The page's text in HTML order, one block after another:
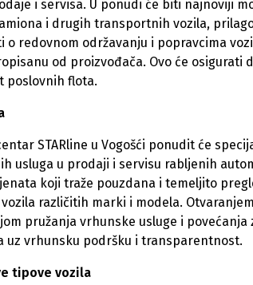
i servisa. U ponudi će biti najnoviji
i drugih transportnih vozila,
o redovnom održavanju i popravcima
od proizvođača. Ovo će osigurati
poslovnih flota.
STARline u Vogošći ponudit će
usluga u prodaji i servisu rabljenih
koji traže pouzdana i temeljito
različitih marki i modela.
pružanja vrhunske usluge i
uz vrhunsku podršku i transparentnost.
tipove vozila